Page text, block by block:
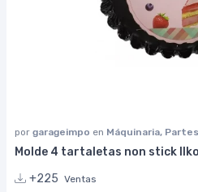
por garageimpo en Máquinaria,
Molde 4 tartaletas non stick Ilko
+225 Ventas